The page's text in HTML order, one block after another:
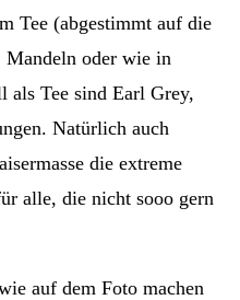
Tee (abgestimmt auf die
Mandeln oder wie in
als Tee sind Earl Grey,
Natürlich auch
die extreme
alle, die nicht sooo gern
auf dem Foto machen